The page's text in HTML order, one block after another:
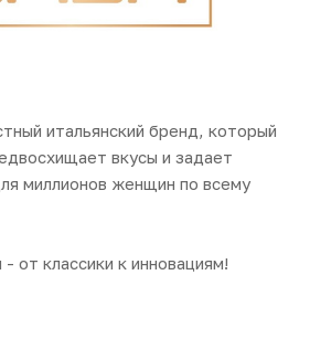
итальянский бренд, который
вкусы и задает
миллионов женщин по всему
от классики к инновациям!